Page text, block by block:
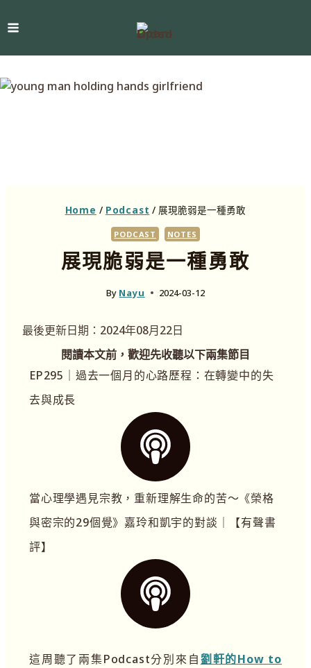
Home / Podcast / 展現脆弱是一種勇敢
PODCAST NOTES
展現脆弱是一種勇敢
By Nayu 2024-03-12
最後更新日期：2024年08月22日
閱讀本文前，歡迎先收聽以下兩集節目
EP295｜過去一個月的心路歷程：在轉變中的失
去與成長
當心理學遇見宗教，重新理解生命的苦～《榮格
與密宗的29個覺》嘉玲和凱宇的對談｜【有聲書
評】
這周聽了兩集Podcast分別來自劉軒的How to